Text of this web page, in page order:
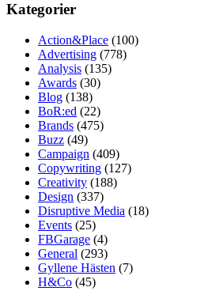
Kategorier
Action&Place (100)
Advertising (778)
Analysis (135)
Awards (30)
Blog (138)
BoR:ed (22)
Brands (475)
Buzz (49)
Campaign (409)
Copywriting (127)
Creativity (188)
Design (337)
Disruptive Media (18)
Events (25)
FBGarage (4)
General (293)
Gyllene Hästen (7)
H&Co (45)